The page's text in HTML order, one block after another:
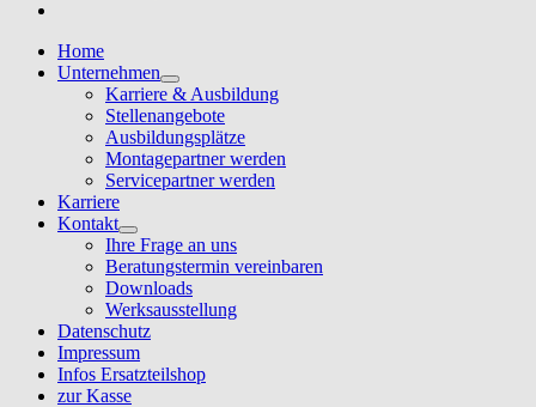
Home
Unternehmen
Karriere & Ausbildung
Stellenangebote
Ausbildungsplätze
Montagepartner werden
Servicepartner werden
Karriere
Kontakt
Ihre Frage an uns
Beratungstermin vereinbaren
Downloads
Werksausstellung
Datenschutz
Impressum
Infos Ersatzteilshop
zur Kasse